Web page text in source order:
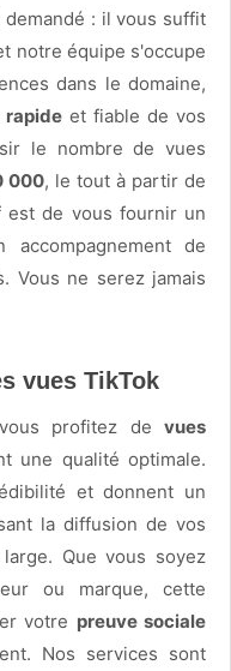
: il vous suffit
notre équipe s'occupe
dans le domaine,
rapideet fiable de vos
le nombre de vues
000, le tout à partir de
est de vous fournir un
accompagnement de
Vous ne serez jamais
vues TikTok
profitez de vues
une qualité optimale.
et donnent un
la diffusion de vos
Que vous soyez
ou marque, cette
votre preuve sociale
Nos services sont